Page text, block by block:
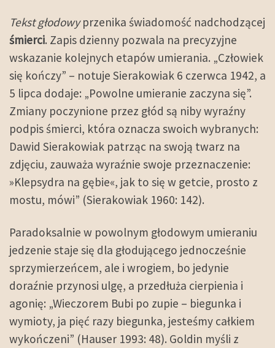
Tekst głodowyprzenika świadomość nadchodzącej
śmierci. Zapis dzienny pozwala na precyzyjne
wskazanie kolejnych etapów umierania. „Człowiek
się kończy” – notuje Sierakowiak 6 czerwca 1942, a
5 lipca dodaje: „Powolne umieranie zaczyna się”.
Zmiany poczynione przez głód są niby wyraźny
podpis śmierci, która oznacza swoich wybranych:
Dawid Sierakowiak patrząc na swoją twarz na
zdjęciu, zauważa wyraźnie swoje przeznaczenie:
»Klepsydra na gębie«, jak to się w getcie, prosto z
mostu, mówi” (Sierakowiak 1960: 142).
Paradoksalnie w powolnym głodowym umieraniu
jedzenie staje się dla głodującego jednocześnie
sprzymierzeńcem, ale i wrogiem, bo jedynie
doraźnie przynosi ulgę, a przedłuża cierpienia i
agonię: „Wieczorem Bubi po zupie – biegunka i
wymioty, ja pięć razy biegunka, jesteśmy całkiem
wykończeni” (Hauser 1993: 48). Goldin myśli z